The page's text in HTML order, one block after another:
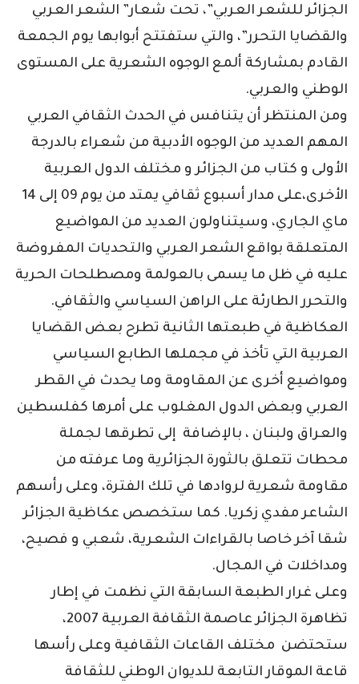
الجزائر للشعر العربي”، تحت شعار” الشعر العربي
والقضايا التحرر”، والتي ستفتتح أبوابها يوم الجمعة
القادم بمشاركة ألمع الوجوه الشعرية على المستوى
الوطني والعربي.
ومن المنتظر أن يتنافس في الحدث الثقافي العربي
المهم العديد من الوجوه الأدبية من شعراء بالدرجة
الأولى و كتاب من الجزائر و مختلف الدول العربية
الأخرى،على مدار أسبوع ثقافي يمتد من يوم 09 إلى 14
ماي الجاري، وسيتناولون العديد من المواضيع
المتعلقة بواقع الشعر العربي والتحديات المفروضة
عليه في ظل ما يسمى بالعولمة ومصطلحات الحرية
والتحرر الطارئة على الراهن السياسي والثقافي.
العكاظية في طبعتها الثانية تطرح بعض القضايا
العربية التي تأخذ في مجملها الطابع السياسي
ومواضيع أخرى عن المقاومة وما يحدث في القطر
العربي وبعض الدول المغلوب على أمرها كفلسطين
والعراق ولبنان ، بالإضافة إلى تطرقها لجملة
محطات تتعلق بالثورة الجزائرية وما عرفته من
مقاومة شعرية لروادها في تلك الفترة، وعلى رأسهم
الشاعر مفدي زكريا. كما ستخصص عكاظية الجزائر
شقا آخر خاصا بالقراءات الشعرية، شعبي و فصيح،
ومداخلات في المجال.
وعلى غرار الطبعة السابقة التي نظمت في إطار
تظاهرة الجزائر عاصمة الثقافة العربية 2007،
ستحتضن مختلف القاعات الثقافية وعلى رأسها
قاعة الموقار التابعة للديوان الوطني للثقافة